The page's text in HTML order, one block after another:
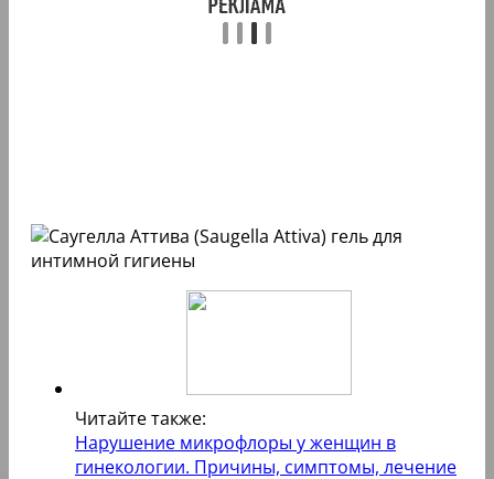
Читайте также:
Нарушение микрофлоры у женщин в
гинекологии. Причины, симптомы, лечение